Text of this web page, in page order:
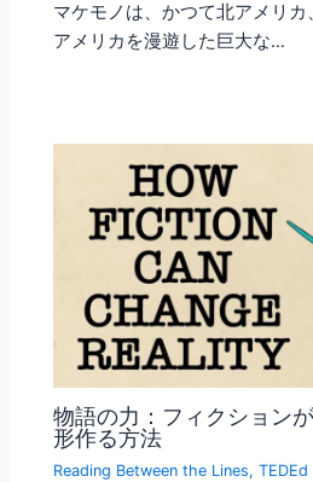
マケモノは、かつて北アメリ
アメリカを漫遊した巨大な…
物語の力：フィクション
形作る方法
Reading Between the Lines,TEDEd